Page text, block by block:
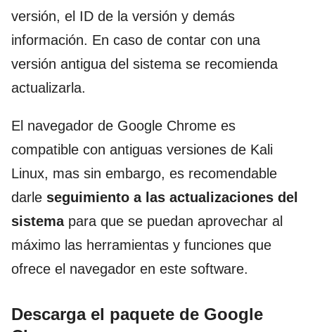
versión, el ID de la versión y demás
información. En caso de contar con una
versión antigua del sistema se recomienda
actualizarla.
El navegador de Google Chrome es
compatible con antiguas versiones de Kali
Linux, mas sin embargo, es recomendable
darle seguimiento a las actualizaciones del
sistemapara que se puedan aprovechar al
máximo las herramientas y funciones que
ofrece el navegador en este software.
Descarga el paquete de Google